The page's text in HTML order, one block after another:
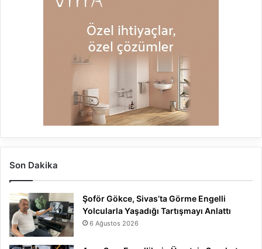
Son Dakika
Şoför Gökce, Sivas’ta Görme Engelli
Yolcularla Yaşadığı Tartışmayı Anlattı
6 Ağustos 2026